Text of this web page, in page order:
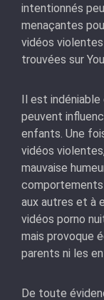
intentionnés
menaçantes
vidéos
trouvées sur
Il est
peuvent
enfants. Une
vidéos
mauvaise
comportements
aux autres et à
vidéos porno
mais provoque
parents ni les
De toute